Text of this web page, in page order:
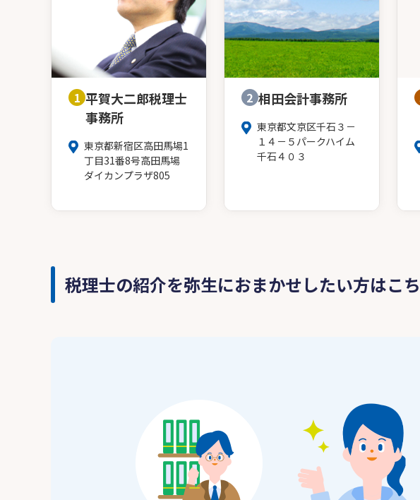
1 平賀大二郎税理士
事務所
東京都新宿区高田馬場1
丁目31番8号高田馬場
ダイカンプラザ805
2 相田会計事務所
東京都文京区千石３－
１４－５パークハイム
千石４０３
税理士の紹介を弥生におまかせしたい方はこ